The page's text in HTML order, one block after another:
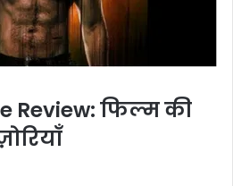
Review: फिल्म की